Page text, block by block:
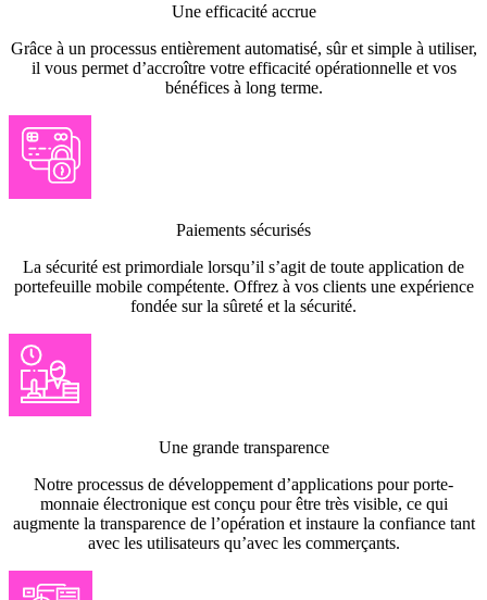
Une efficacité accrue
Grâce à un processus entièrement automatisé, sûr et simple à utiliser,
il vous permet d’accroître votre efficacité opérationnelle et vos
bénéfices à long terme.
Paiements sécurisés
La sécurité est primordiale lorsqu’il s’agit de toute application de
portefeuille mobile compétente. Offrez à vos clients une expérience
fondée sur la sûreté et la sécurité.
Une grande transparence
Notre processus de développement d’applications pour porte-
monnaie électronique est conçu pour être très visible, ce qui
augmente la transparence de l’opération et instaure la confiance tant
avec les utilisateurs qu’avec les commerçants.